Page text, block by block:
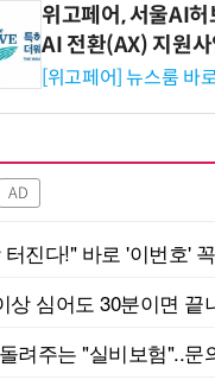
위고페어, 서울AI
AI 전환(AX) 지원
시엄 선정
[위고페어] 뉴스룸 바
AD